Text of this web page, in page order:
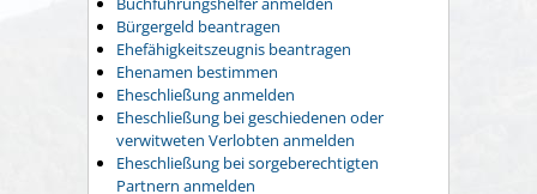
Bürgergeld beantragen
Ehefähigkeitszeugnis beantragen
Ehenamen bestimmen
Eheschließung anmelden
Eheschließung bei geschiedenen oder
verwitweten Verlobten anmelden
Eheschließung bei sorgeberechtigten
Partnern anmelden